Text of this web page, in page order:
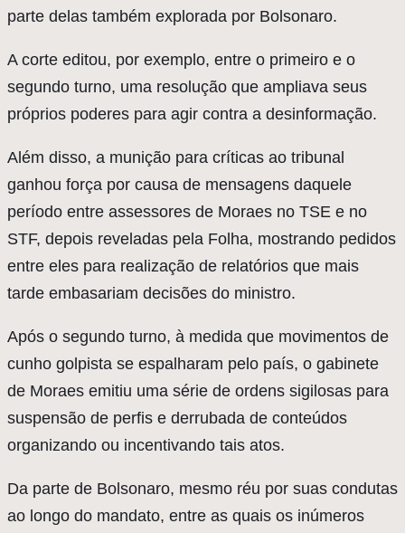
parte delas também explorada por Bolsonaro.
A corte editou, por exemplo, entre o primeiro e o
segundo turno, uma resolução que ampliava seus
próprios poderes para agir contra a desinformação.
Além disso, a munição para críticas ao tribunal
ganhou força por causa de mensagens daquele
período entre assessores de Moraes no TSE e no
STF, depois reveladas pela Folha, mostrando pedidos
entre eles para realização de relatórios que mais
tarde embasariam decisões do ministro.
Após o segundo turno, à medida que movimentos de
cunho golpista se espalharam pelo país, o gabinete
de Moraes emitiu uma série de ordens sigilosas para
suspensão de perfis e derrubada de conteúdos
organizando ou incentivando tais atos.
Da parte de Bolsonaro, mesmo réu por suas condutas
ao longo do mandato, entre as quais os inúmeros